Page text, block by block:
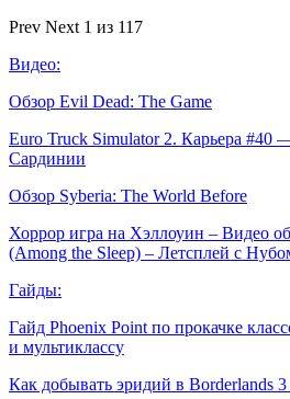
Prev Next 1 из 117
Видео:
Обзор Evil Dead: The Game
Euro Truck Simulator 2. Карьера #40
Сардинии
Обзор Syberia: The World Before
Хоррор игра на Хэллоуин – Видео
(Among the Sleep) – Летсплей с
Гайды:
Гайд Phoenix Point по прокачке
и мультиклассу
Как добывать эридий в Borderlands